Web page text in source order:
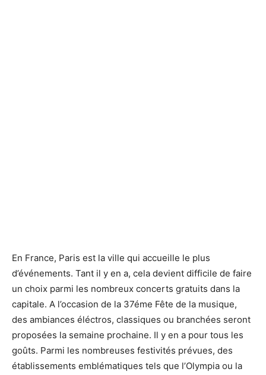
En France, Paris est la ville qui accueille le plus
d’événements. Tant il y en a, cela devient difficile de faire
un choix parmi les nombreux concerts gratuits dans la
capitale. A l’occasion de la 37éme Fête de la musique,
des ambiances éléctros, classiques ou branchées seront
proposées la semaine prochaine. Il y en a pour tous les
goûts. Parmi les nombreuses festivités prévues, des
établissements emblématiques tels que l’Olympia ou la